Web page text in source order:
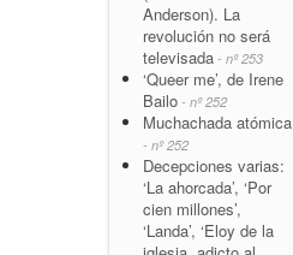
Anderson). La
revolución no será
televisada - nº 253
‘Queer me’, de Irene
Bailo - nº 252
Muchachada atómica
- nº 252
Decepciones varias:
‘La ahorcada’, ‘Por
cien millones’,
‘Landa’, ‘Eloy de la